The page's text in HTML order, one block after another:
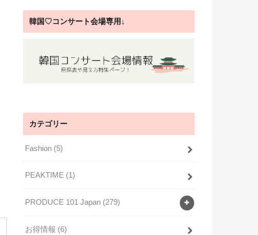
韓国♡コンサート会場専用↓
カテゴリー
Fashion (5)
PEAKTIME (1)
PRODUCE 101 Japan (279)
お得情報 (6)